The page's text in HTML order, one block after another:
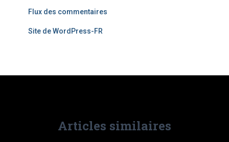
Flux des commentaires
Site de WordPress-FR
Articles similaires